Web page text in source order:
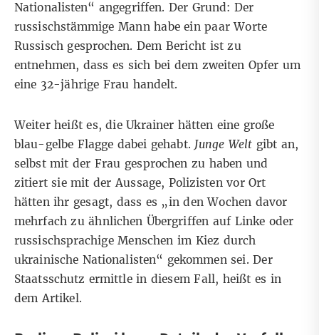
Nationalisten“ angegriffen. Der Grund: Der
russischstämmige Mann habe ein paar Worte
Russisch gesprochen. Dem Bericht ist zu
entnehmen, dass es sich bei dem zweiten Opfer um
eine 32-jährige Frau handelt.
Weiter heißt es, die Ukrainer hätten eine große
blau-gelbe Flagge dabei gehabt. Junge Weltgibt an,
selbst mit der Frau gesprochen zu haben und
zitiert sie mit der Aussage, Polizisten vor Ort
hätten ihr gesagt, dass es „in den Wochen davor
mehrfach zu ähnlichen Übergriffen auf Linke oder
russischsprachige Menschen im Kiez durch
ukrainische Nationalisten“ gekommen sei. Der
Staatsschutz ermittle in diesem Fall, heißt es in
dem Artikel.